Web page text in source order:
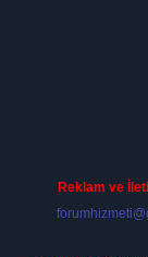
Reklam ve